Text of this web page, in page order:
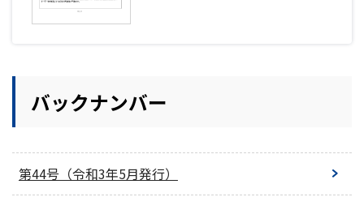
バックナンバー
第44号（令和3年5月発行）